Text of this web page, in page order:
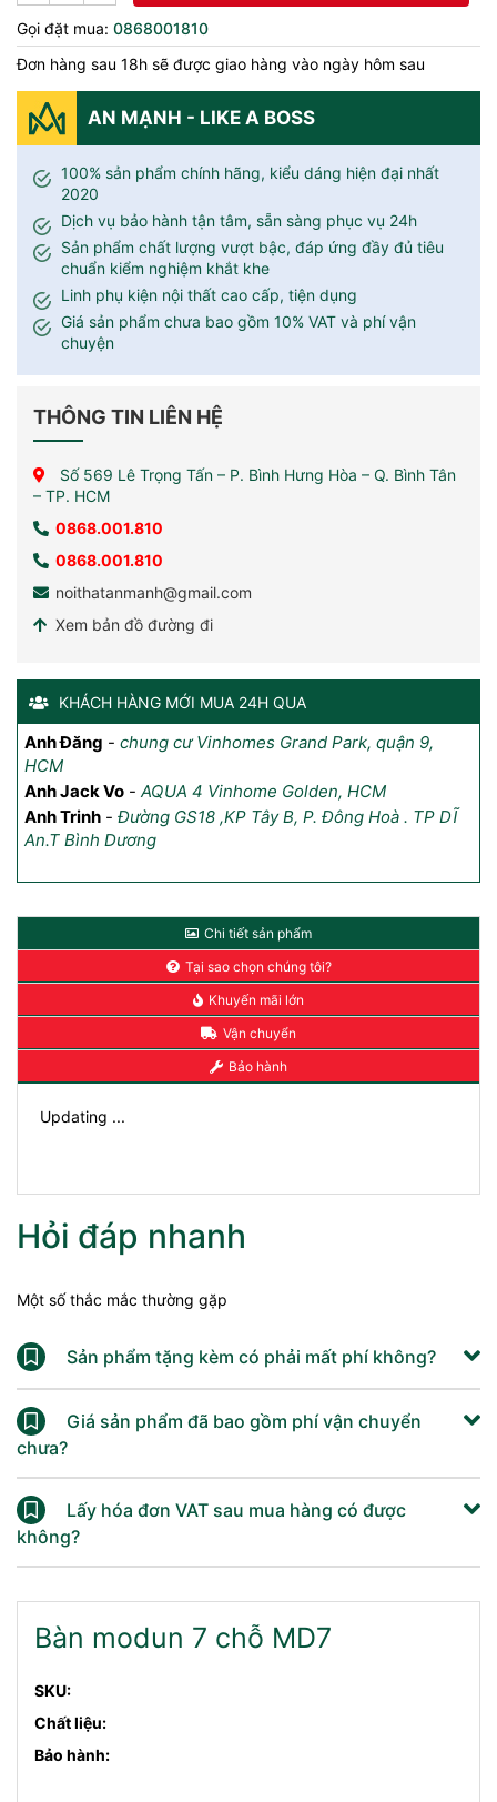
Gọi đặt mua: 0868001810
Đơn hàng sau 18h sẽ được giao hàng vào ngày hôm sau
AN MẠNH - LIKE A BOSS
100% sản phẩm chính hãng, kiểu dáng hiện đại nhất
2020
Dịch vụ bảo hành tận tâm, sẵn sàng phục vụ 24h
Sản phẩm chất lượng vượt bậc, đáp ứng đầy đủ tiêu
chuẩn kiểm nghiệm khắt khe
Linh phụ kiện nội thất cao cấp, tiện dụng
Giá sản phẩm chưa bao gồm 10% VAT và phí vận
chuyện
THÔNG TIN LIÊN HỆ
Số 569 Lê Trọng Tấn – P. Bình Hưng Hòa – Q. Bình Tân
– TP. HCM
0868.001.810
0868.001.810
noithatanmanh@gmail.com
Xem bản đồ đường đi
KHÁCH HÀNG MỚI MUA 24H QUA
Anh Đăng - chung cư Vinhomes Grand Park, quận 9,
HCM
Anh Jack Vo - AQUA 4 Vinhome Golden, HCM
Anh Trinh - Đường GS18 ,KP Tây B, P. Đông Hoà . TP DĨ
An.T Bình Dương
Anh Tuyên-Lô II -2A . Đường CN8 , KCN Tân Bình P.Tây
Thạnh Q.Tân Phú TPHCM
Chi tiết sản phẩm
Tại sao chọn chúng tôi?
Khuyến mãi lớn
Vận chuyển
Bảo hành
Updating ...
Hỏi đáp nhanh
Một số thắc mắc thường gặp
Sản phẩm tặng kèm có phải mất phí không?
Giá sản phẩm đã bao gồm phí vận chuyển
chưa?
Lấy hóa đơn VAT sau mua hàng có được
không?
Bàn modun 7 chỗ MD7
SKU:
Chất liệu:
Bảo hành: